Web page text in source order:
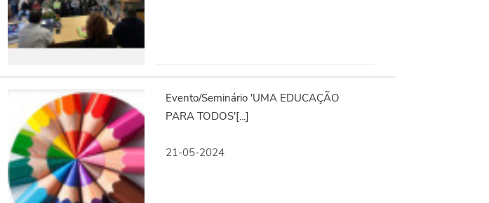
Evento/Seminário 'UMA EDUCAÇÃO
PARA TODOS'[...]
21-05-2024